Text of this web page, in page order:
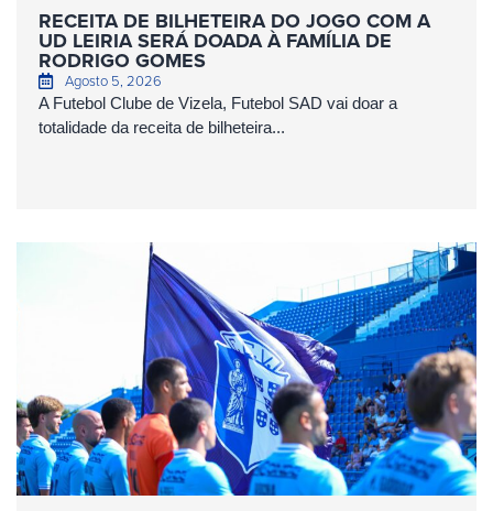
RECEITA DE BILHETEIRA DO JOGO COM A
UD LEIRIA SERÁ DOADA À FAMÍLIA DE
RODRIGO GOMES
Agosto 5, 2026
A Futebol Clube de Vizela, Futebol SAD vai doar a
totalidade da receita de bilheteira...